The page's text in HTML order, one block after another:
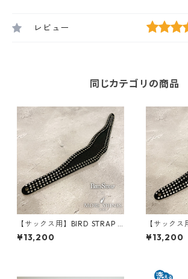
レビュー
同じカテゴリの商品
【サックス用】BIRD STRAP ×
More Shines コラボモデル #
ラインストーン・ネックパッ
¥13,200
【サック
More
ラインスト
¥13,200